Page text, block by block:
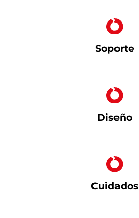
Soporte
Diseño
Cuidados